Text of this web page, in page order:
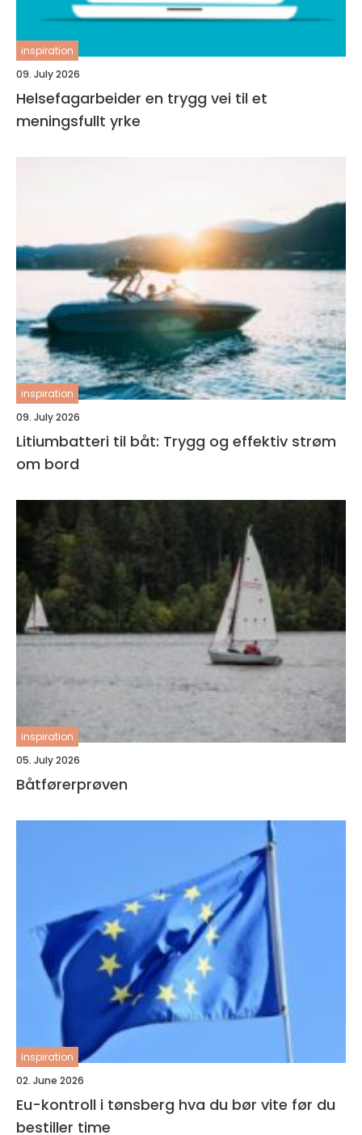
inspiration
09. July 2026
Helsefagarbeider en trygg vei til et
meningsfullt yrke
inspiration
09. July 2026
Litiumbatteri til båt: Trygg og effektiv strøm
om bord
inspiration
05. July 2026
Båtførerprøven
inspiration
02. June 2026
Eu-kontroll i tønsberg hva du bør vite før du
bestiller time